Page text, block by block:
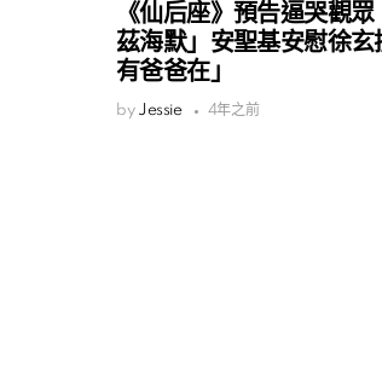
《仙后座》預告逼哭觀
茲海默」安聖基安慰徐玄
有爸爸在」
by Jessie 4年之前